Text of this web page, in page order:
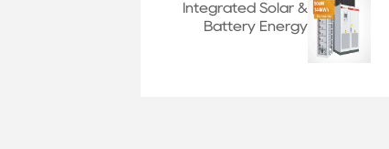
Integrated Solar &
Battery Energy